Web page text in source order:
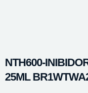
NTH600-
25ML